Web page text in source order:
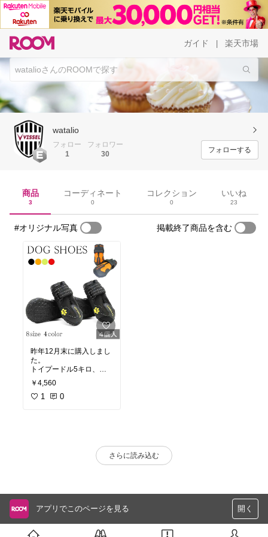
ガイド 楽天市場
watalio
フォロー
1
フォロワー
30
フォローする
商品
3
コーディネート
0
コレクション
0
いいね
23
#オリジナル写真 掲載終了商品を含む
昨年12月末に購入しまし
た。
トイプードル5キロ、サ
イズ1で丁度良かったで
す。
履かせてから3日程は慣
また、購入して丸3ヶ
月、毎日1-2回の散歩です
ます。
そこそこのお値段で耐久
性ありそうでしたが、そ
んなことなかったです。
￥4,560
1 0
さらに読み込む
アプリでこのページを見る 開く